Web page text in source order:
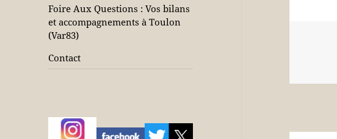
Foire Aux Questions : Vos bilans
et accompagnements à Toulon
(Var83)
Contact